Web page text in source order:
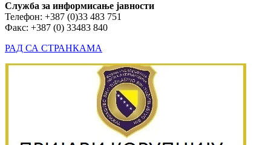
Служба за информисање јавности
Телефон: +387 (0)33 483 751
Факс: +387 (0) 33483 840
РАД СА СТРАНКАМА